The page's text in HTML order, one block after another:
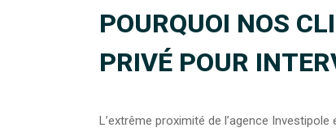
POURQUOI NOS
PRIVÉ POUR
L’extrême proximité de l’agence